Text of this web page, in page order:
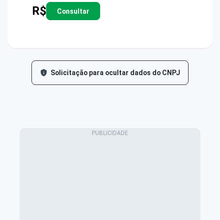
R$ Consultar
Solicitação para ocultar dados do CNPJ